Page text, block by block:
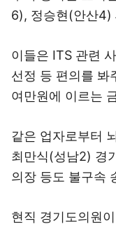
6), 정승현(안산4)
이들은 ITS 관련
선정 등 편의를 봐
여만원에 이르는
같은 업자로부터
최만식(성남2) 경
의장 등도 불구속
현직 경기도의원